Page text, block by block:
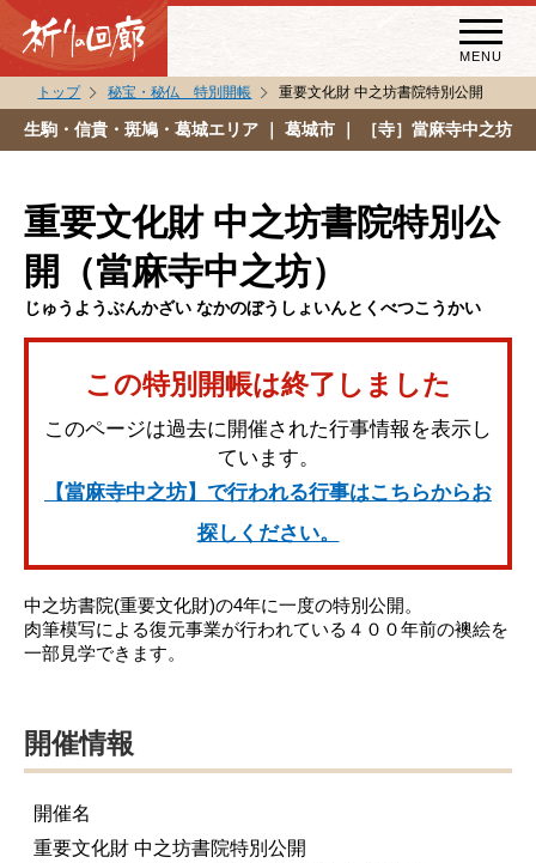
MENU
秘宝・秘仏特別開帳
祈りの回廊コラム
トップ 秘宝・秘仏 特別開帳 重要文化財 中之坊書院特別公開
生駒・信貴・斑鳩・葛城エリア ｜ 葛城市 ｜ ［寺］當麻寺中之坊
重要文化財 中之坊書院特別公
開（當麻寺中之坊）
じゅうようぶんかざい なかのぼうしょいんとくべつこうかい
この特別開帳は終了しました
このページは過去に開催された行事情報を表示し
ています。
【當麻寺中之坊】で行われる行事はこちらからお
探しください。
中之坊書院(重要文化財)の4年に一度の特別公開。
肉筆模写による復元事業が行われている４００年前の襖絵を
一部見学できます。
開催情報
開催名
重要文化財 中之坊書院特別公開